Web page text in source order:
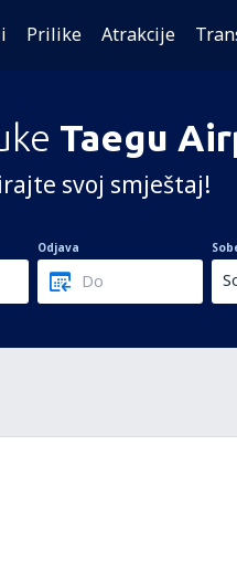
Prilike Atrakcije
Taegu
svoj smještaj!
Odjava